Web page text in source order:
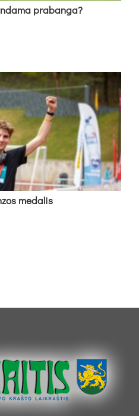
pra­ban­ga?
me­da­lis